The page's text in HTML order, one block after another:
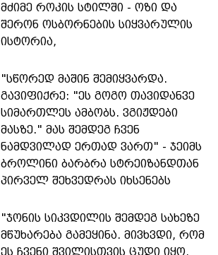
მძიმე როკის სტილში - ოზი და
შერონ ოსბორნების სიყვარულის
ისტორია,
"სწორედ მაშინ შემიყვარდა.
გავიფიქრე: "ეს გოგო თავიდანვე
სიმართლეს ამბობს. ვგიჟდები
მასზე." მას შემდეგ ჩვენ
ნამდვილად ერთად ვართ" - ჯეიმს
ბროლინი ბარბრა სტრეიზანდთან
პირველ შეხვედრას იხსენებს
"ჯონის სიკვდილის შემდეგ სახეზე
მწუხარება გამეყინა. მივხვდი, რომ
ეს ჩვენი შვილისთვის ცუდი იყო,